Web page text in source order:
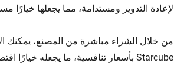
لإعادة التدوير ومستدامة، مما يجعلها خيارًا
من خلال الشراء مباشرة من المصنع، يمكنك
Starcube بأسعار تنافسية، ما يجعله خيارًا اقتصاديًا للشركات بجميع أحجامها.